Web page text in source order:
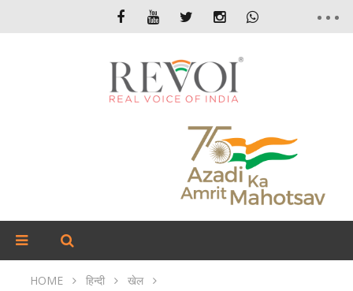
HOME हिन्दी
खेल